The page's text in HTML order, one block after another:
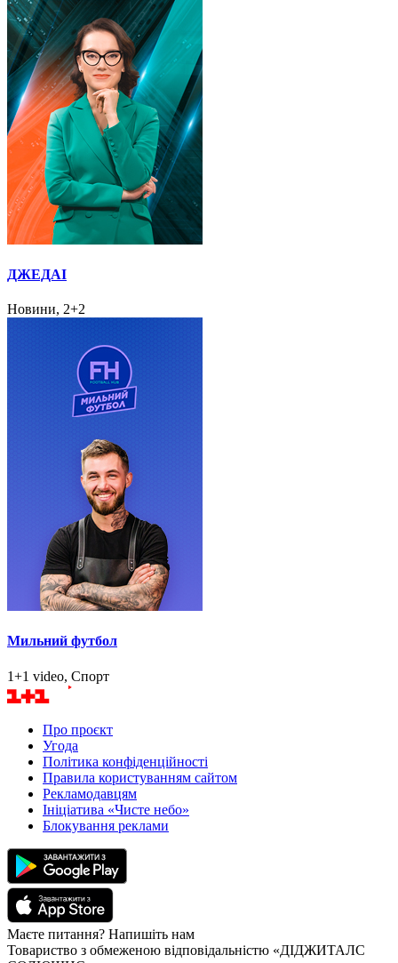
ДЖЕДАІ
Новини, 2+2
Мильний футбол
1+1 video, Спорт
Про проєкт
Угода
Політика конфіденційності
Правила користуванням сайтом
Рекламодавцям
Ініціатива «Чисте небо»
Блокування реклами
Маєте питання? Напишіть нам
Товариство з обмеженою відповідальністю «ДІДЖИТАЛС